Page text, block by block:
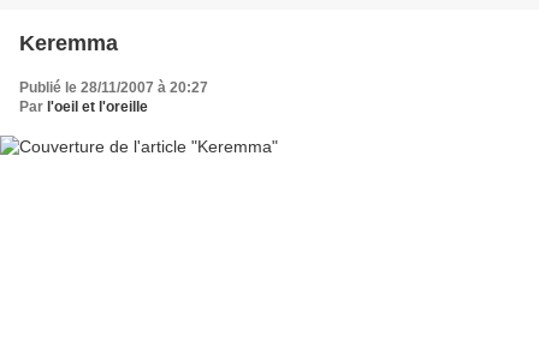
Keremma
Publié le 28/11/2007 à 20:27
Par l'oeil et l'oreille